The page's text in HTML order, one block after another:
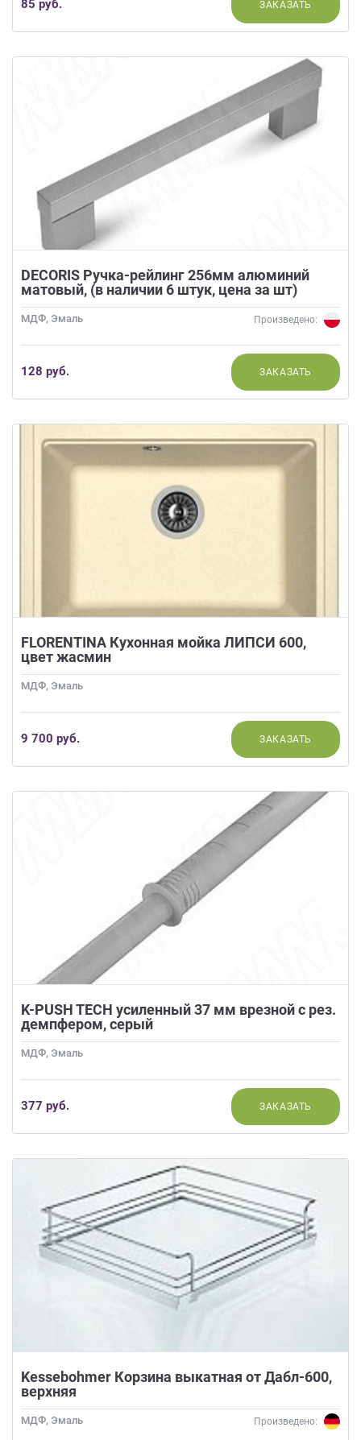
85 руб. ЗАКАЗАТЬ
DECORIS Ручка-рейлинг 256мм алюминий
матовый, (в наличии 6 штук, цена за шт)
МДФ, Эмаль Произведено:
128 руб. ЗАКАЗАТЬ
FLORENTINA Кухонная мойка ЛИПСИ 600,
цвет жасмин
МДФ, Эмаль
9 700 руб. ЗАКАЗАТЬ
K-PUSH TECH усиленный 37 мм врезной с рез.
демпфером, серый
МДФ, Эмаль
377 руб. ЗАКАЗАТЬ
Kessebohmer Корзина выкатная от Дабл-600,
верхняя
МДФ, Эмаль Произведено: